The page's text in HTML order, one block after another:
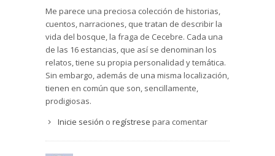
Me parece una preciosa colección de historias,
cuentos, narraciones, que tratan de describir la
vida del bosque, la fraga de Cecebre. Cada una
de las 16 estancias, que así se denominan los
relatos, tiene su propia personalidad y temática.
Sin embargo, además de una misma localización,
tienen en común que son, sencillamente,
prodigiosas.
Inicie sesión o regístrese para comentar